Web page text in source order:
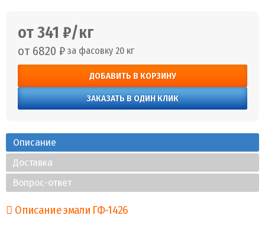
от 341 ₽/кг
от 6820 ₽ за фасовку 20 кг
ДОБАВИТЬ В КОРЗИНУ
ЗАКАЗАТЬ В ОДИН КЛИК
Описание
Доставка
Вопрос-ответ
Описание эмали ГФ-1426